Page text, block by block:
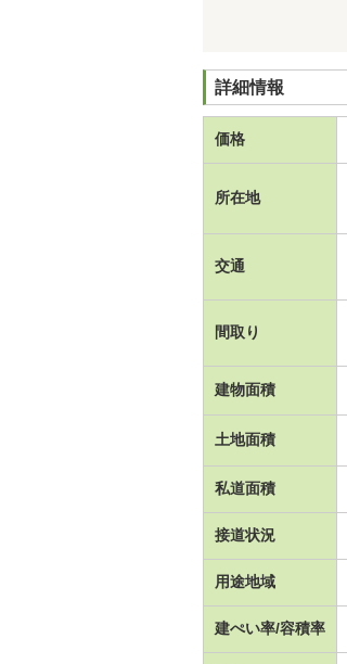
詳細情報
価格
所在地
交通
間取り
建物面積
土地面積
私道面積
接道状況
用途地域
建ぺい率/容積率